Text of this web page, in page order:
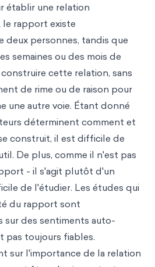
établir une relation
le rapport existe
deux personnes, tandis que
semaines ou des mois de
cette relation, sans
de rime ou de raison pour
une autre voie. Étant donné
déterminent comment et
construit, il est difficile de
De plus, comme il n'est pas
- il s'agit plutôt d'un
de l'étudier. Les études qui
du rapport sont
sur des sentiments auto-
pas toujours fiables.
sur l'importance de la relation